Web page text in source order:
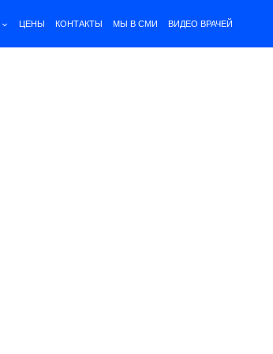
ЦЕНЫ КОНТАКТЫ МЫ В СМИ ВИДЕО ВРАЧЕЙ